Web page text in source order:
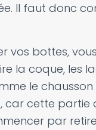
Il faut donc
vos bottes,
la coque, les
le
cette partie
par